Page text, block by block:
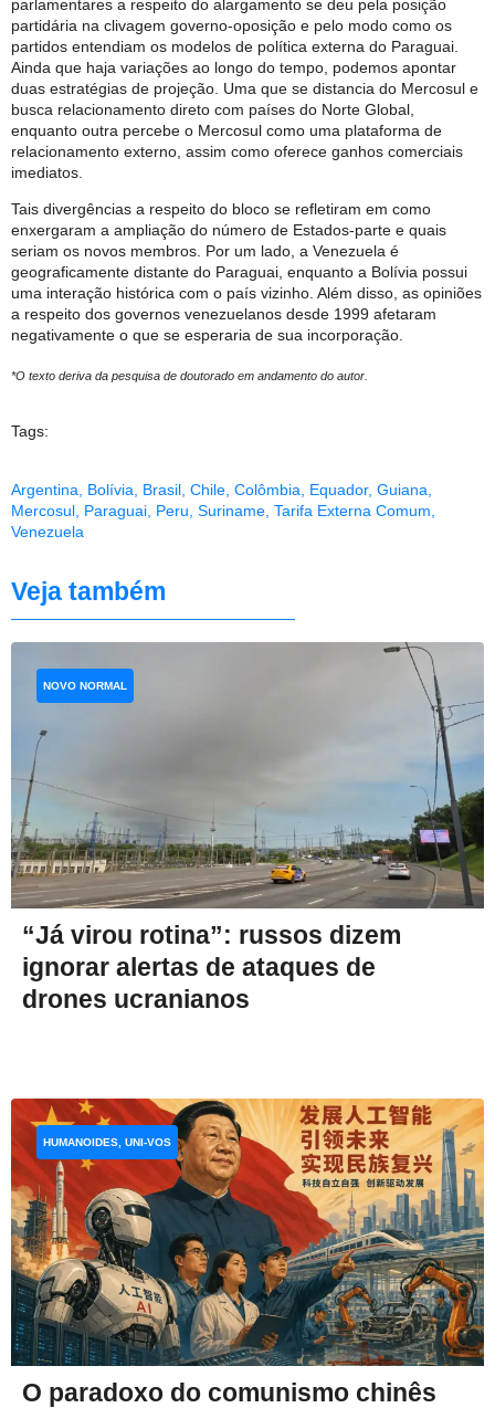
parlamentares a respeito do alargamento se deu pela posição
partidária na clivagem governo-oposição e pelo modo como os
partidos entendiam os modelos de política externa do Paraguai.
Ainda que haja variações ao longo do tempo, podemos apontar
duas estratégias de projeção. Uma que se distancia do Mercosul e
busca relacionamento direto com países do Norte Global,
enquanto outra percebe o Mercosul como uma plataforma de
relacionamento externo, assim como oferece ganhos comerciais
imediatos.
Tais divergências a respeito do bloco se refletiram em como
enxergaram a ampliação do número de Estados-parte e quais
seriam os novos membros. Por um lado, a Venezuela é
geograficamente distante do Paraguai, enquanto a Bolívia possui
uma interação histórica com o país vizinho. Além disso, as opiniões
a respeito dos governos venezuelanos desde 1999 afetaram
negativamente o que se esperaria de sua incorporação.
*O texto deriva da pesquisa de doutorado em andamento do autor.
Tags:
Argentina Bolívia Brasil Chile Colômbia Equador, Guiana
Mercosul Paraguai Peru Suriname Tarifa Externa Comum
Venezuela
Veja também
“Já virou rotina”: russos dizem
ignorar alertas de ataques de
drones ucranianos
NOVO NORMAL
O paradoxo do comunismo chinês
HUMANOIDES, UNI-VOS